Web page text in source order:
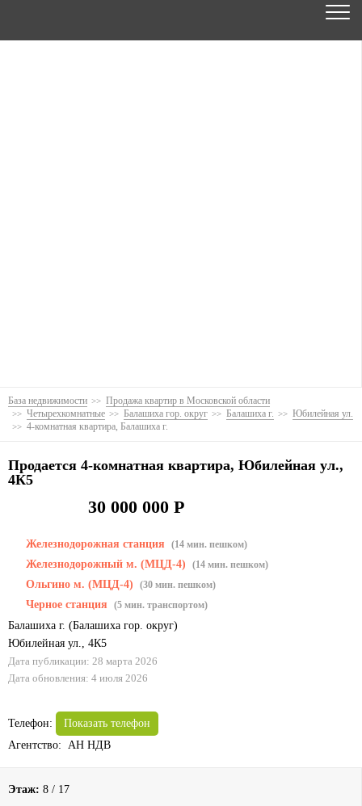
База недвижимости
Продажа квартир в Московской области
Четырехкомнатные
Балашиха гор. округ Балашиха г.
Юбилейная ул.
4-комнатная квартира, Балашиха г.
Продается 4-комнатная квартира, Юбилейная ул.,
4К5
30 000 000 Р
Железнодорожная станция (14 мин. пешком)
Железнодорожный м. (МЦД-4) (14 мин. пешком)
Ольгино м. (МЦД-4) (30 мин. пешком)
Черное станция (5 мин. транспортом)
Балашиха г. (Балашиха гор. округ)
Юбилейная ул., 4К5
Дата публикации: 28 марта 2026
Дата обновления: 4 июля 2026
Телефон:
Показать телефон
Агентство: АН НДВ
Этаж: 8 / 17